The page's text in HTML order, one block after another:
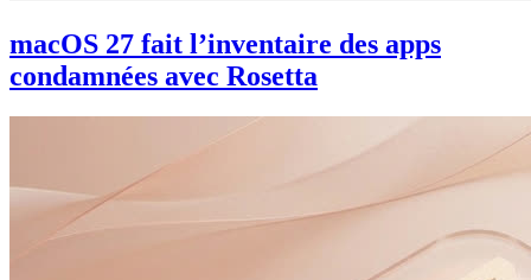
macOS 27 fait l’inventaire des apps
condamnées avec Rosetta